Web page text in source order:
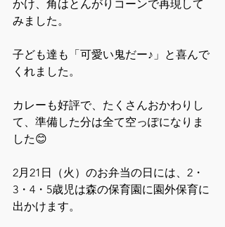
かけ、角はとんがりコーンで再現して
みました。
子ども達も「可愛い鬼だー♪」と喜んで
くれました。
カレーも好評で、たくさんおかわりし
て、準備した分は全て空っぽになりま
した😊
2月21日（火）のお弁当の日には、2・
3・4・5歳児は森の保育園に園外保育に
出かけます。